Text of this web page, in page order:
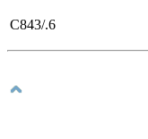
C843/.6